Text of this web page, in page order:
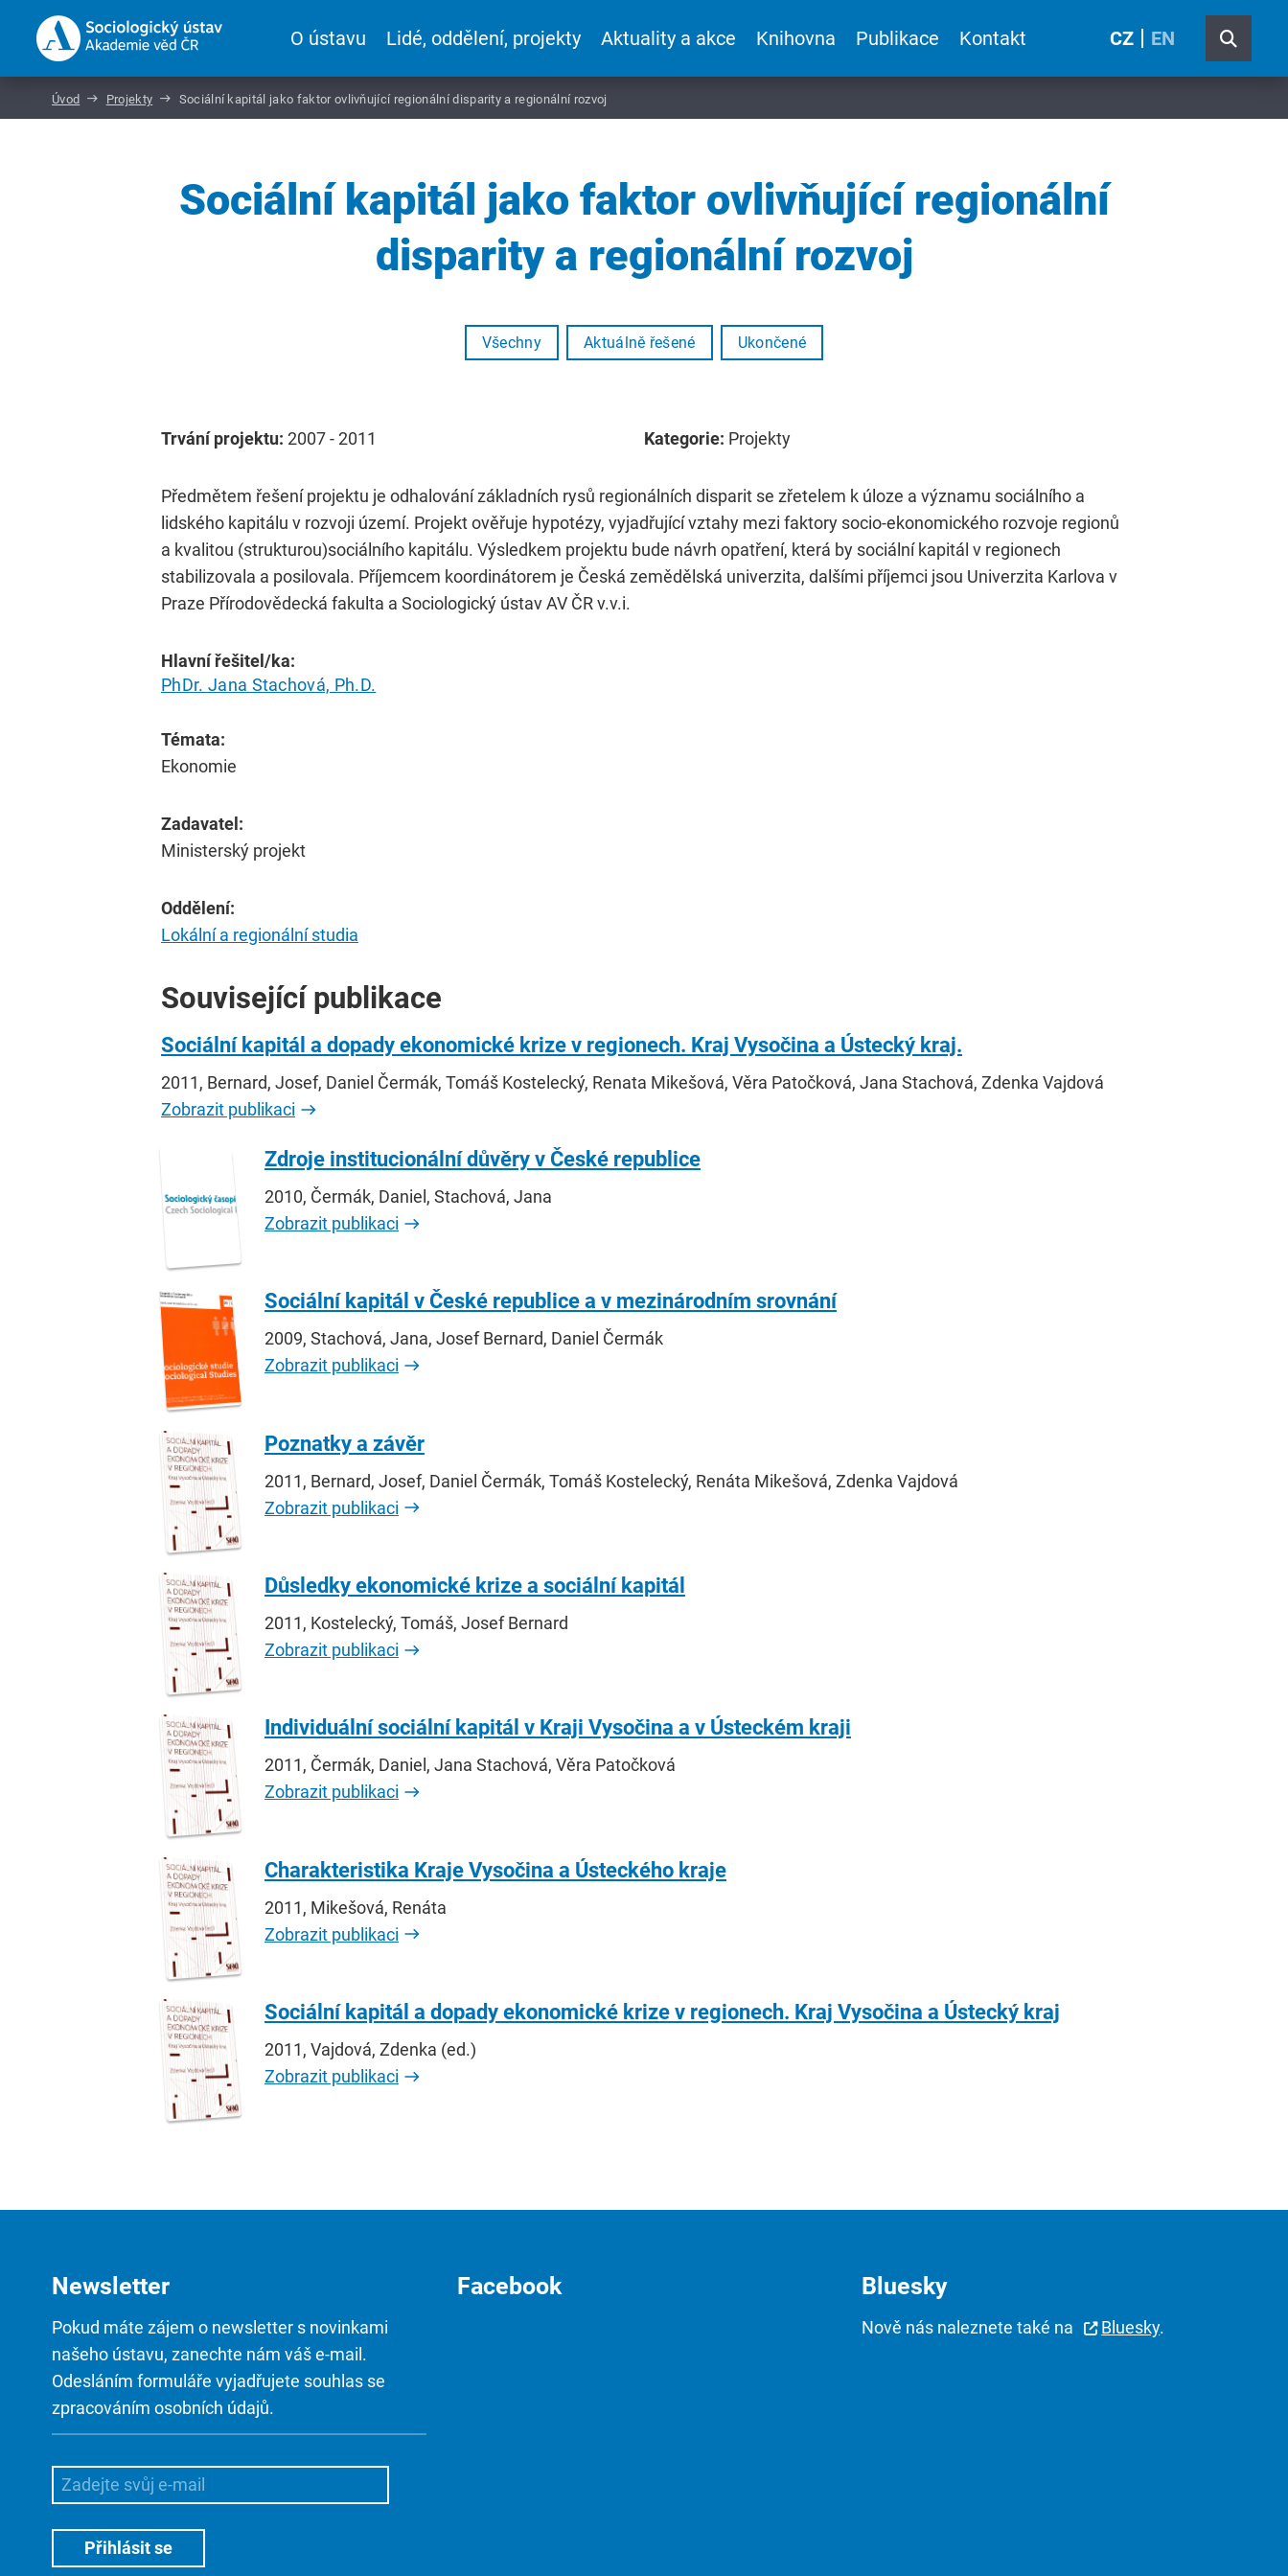
O ústavu Lidé, oddělení, projekty Aktuality a akce Knihovna Publikace Kontakt CZ EN
Úvod Projekty Sociální kapitál jako faktor ovlivňující regionální disparity a regionální rozvoj
Sociální kapitál jako faktor ovlivňující regionální
disparity a regionální rozvoj
Všechny Aktuálně řešené Ukončené
Trvání projektu: 2007 - 2011 Kategorie: Projekty
Předmětem řešení projektu je odhalování základních rysů regionálních disparit se zřetelem k úloze a významu sociálního a
lidského kapitálu v rozvoji území. Projekt ověřuje hypotézy, vyjadřující vztahy mezi faktory socio-ekonomického rozvoje regionů
a kvalitou (strukturou)sociálního kapitálu. Výsledkem projektu bude návrh opatření, která by sociální kapitál v regionech
stabilizovala a posilovala. Příjemcem koordinátorem je Česká zemědělská univerzita, dalšími příjemci jsou Univerzita Karlova v
Praze Přírodovědecká fakulta a Sociologický ústav AV ČR v.v.i.
Hlavní řešitel/ka:
PhDr. Jana Stachová, Ph.D.
Témata:
Ekonomie
Zadavatel:
Ministerský projekt
Oddělení:
Lokální a regionální studia
Související publikace
Sociální kapitál a dopady ekonomické krize v regionech. Kraj Vysočina a Ústecký kraj.
2011, Bernard, Josef, Daniel Čermák, Tomáš Kostelecký, Renata Mikešová, Věra Patočková, Jana Stachová, Zdenka Vajdová
Zobrazit publikaci
Zdroje institucionální důvěry v České republice
2010, Čermák, Daniel, Stachová, Jana
Zobrazit publikaci
Sociální kapitál v České republice a v mezinárodním srovnání
2009, Stachová, Jana, Josef Bernard, Daniel Čermák
Zobrazit publikaci
Poznatky a závěr
2011, Bernard, Josef, Daniel Čermák, Tomáš Kostelecký, Renáta Mikešová, Zdenka Vajdová
Zobrazit publikaci
Důsledky ekonomické krize a sociální kapitál
2011, Kostelecký, Tomáš, Josef Bernard
Zobrazit publikaci
Individuální sociální kapitál v Kraji Vysočina a v Ústeckém kraji
2011, Čermák, Daniel, Jana Stachová, Věra Patočková
Zobrazit publikaci
Charakteristika Kraje Vysočina a Ústeckého kraje
2011, Mikešová, Renáta
Zobrazit publikaci
Sociální kapitál a dopady ekonomické krize v regionech. Kraj Vysočina a Ústecký kraj
2011, Vajdová, Zdenka (ed.)
Zobrazit publikaci
Newsletter
Pokud máte zájem o newsletter s novinkami
našeho ústavu, zanechte nám váš e-mail.
Odesláním formuláře vyjadřujete souhlas se
zpracováním osobních údajů.
Facebook Bluesky
Nově nás naleznete také na Bluesky.